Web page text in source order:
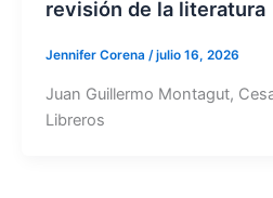
revisión de la literatura
Jennifer Corena /julio 16, 2026
Juan Guillermo Montagut,
Libreros